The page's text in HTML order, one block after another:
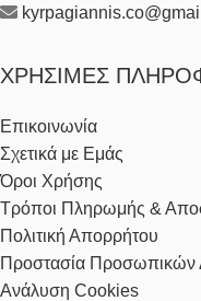
ΧΡΉΣΙΜΕΣ
Επικοινωνία
Σχετικά με Εμάς
Όροι Χρήσης
Τρόποι Πληρωμής &
Πολιτική Απορρήτου
Προστασία Προσωπικών
Ανάλυση Cookies